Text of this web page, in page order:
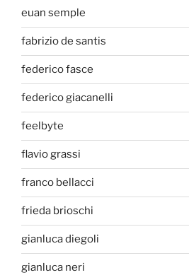
euan semple
fabrizio de santis
federico fasce
federico giacanelli
feelbyte
flavio grassi
franco bellacci
frieda brioschi
gianluca diegoli
gianluca neri